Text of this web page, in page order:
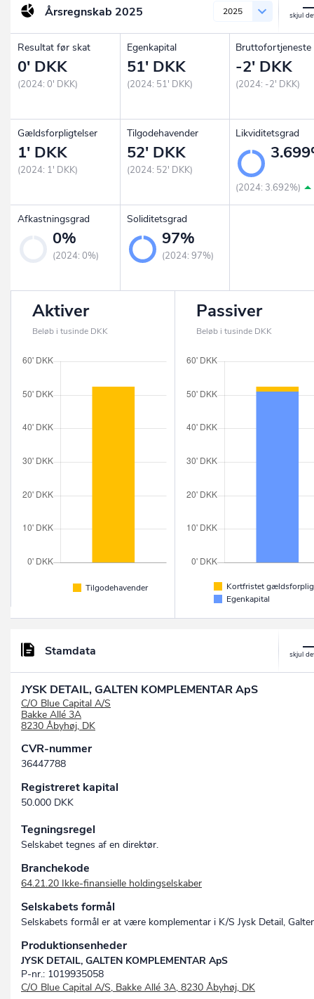
Årsregnskab 2025 2025
Resultat før skat
0' DKK
(2024: 0' DKK)
Egenkapital
51' DKK
(2024: 51' DKK)
Bruttofortjeneste
-2' DKK
(2024: -2' DKK)
Gældsforpligtelser
1' DKK
(2024: 1' DKK)
Tilgodehavender
52' DKK
(2024: 52' DKK)
Likviditetsgrad
(2024: 3.692%)
Afkastningsgrad
0%
(2024: 0%)
Soliditetsgrad
97%
(2024: 97%)
Aktiver
Beløb i tusinde DKK
Tilgodehavender
Passiver
Beløb i tusinde DKK
Kortfristet
Egenkapital
Stamdata
JYSK DETAIL, GALTEN KOMPLEMENTAR ApS
C/O Blue Capital A/S
Bakke Allé 3A
8230 Åbyhøj, DK
CVR-nummer
36447788
Registreret kapital
50.000 DKK
Tegningsregel
Selskabet tegnes af en direktør.
Branchekode
64.21.20 Ikke-finansielle holdingselskaber
Selskabets formål
Selskabets formål er at være komplementar i K/S Jysk Detail,
Produktionsenheder
JYSK DETAIL, GALTEN KOMPLEMENTAR ApS
P-nr.: 1019935058
C/O Blue Capital A/S, Bakke Allé 3A, 8230 Åbyhøj, DK